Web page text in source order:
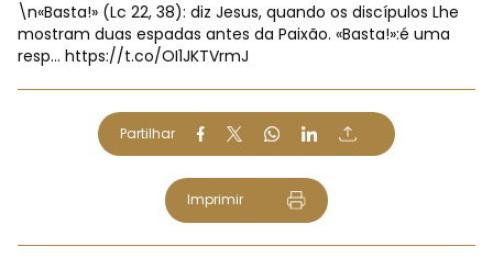
\n«Basta!» (Lc 22, 38): diz Jesus, quando os discípulos Lhe
mostram duas espadas antes da Paixão. «Basta!»:é uma
resp… https://t.co/OI1JKTVrmJ
Partilhar
Imprimir